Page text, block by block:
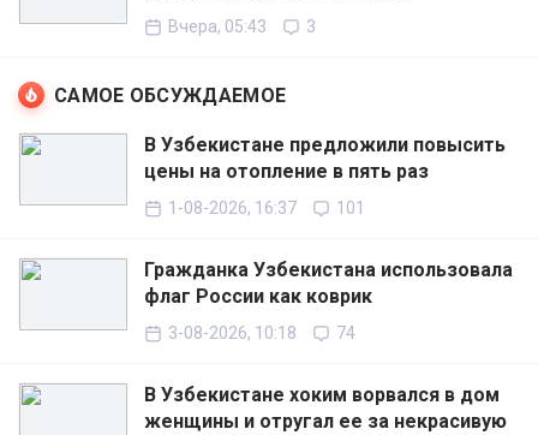
Вчера, 05:43 3
САМОЕ ОБСУЖДАЕМОЕ
В Узбекистане предложили повысить
цены на отопление в пять раз
1-08-2026, 16:37 101
Гражданка Узбекистана использовала
флаг России как коврик
3-08-2026, 10:18 74
В Узбекистане хоким ворвался в дом
женщины и отругал ее за некрасивую